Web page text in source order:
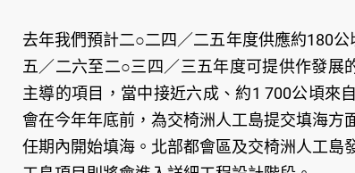
去年我們預計二○二四／二五年度供應約180
五／二六至二○三四／三五年度可提供作發
主導的項目，當中接近六成、約1 700公頃來
會在今年年底前，為交椅洲人工島提交填海
任期內開始填海。北部都會區及交椅洲人工島